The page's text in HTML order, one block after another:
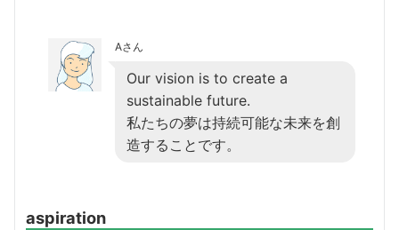
Aさん
Our vision is to create a
sustainable future.
私たちの夢は持続可能な未来を創
造することです。
aspiration